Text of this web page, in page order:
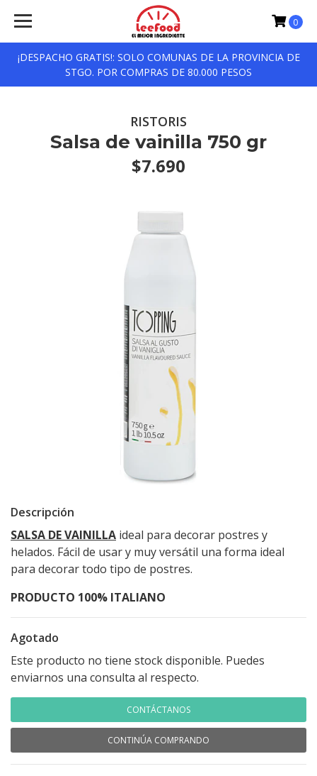
¡DESPACHO GRATIS!: SOLO COMUNAS DE LA PROVINCIA DE
STGO. POR COMPRAS DE 80.000 PESOS
0
RISTORIS
Salsa de vainilla 750 gr
$7.690
Descripción
SALSA DE VAINILLA ideal para decorar postres y
helados. Fácil de usar y muy versátil una forma ideal
para decorar todo tipo de postres.
PRODUCTO 100% ITALIANO
Agotado
Este producto no tiene stock disponible. Puedes
enviarnos una consulta al respecto.
CONTÁCTANOS
CONTINÚA COMPRANDO